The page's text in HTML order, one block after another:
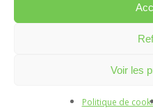
Voir les
Politique de
© 2026 Randonnées